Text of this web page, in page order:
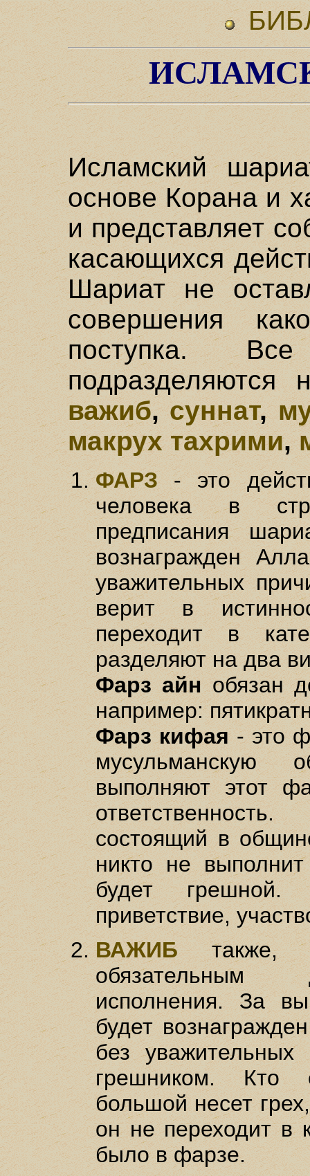
Исламский
основе Корана и
и представляет
касающихся
Шариат не
совершения
поступка.
важиб,суннат,
макрух тахрими,
ФАРЗ- это
человека в
предписания
вознагражден
уважительных
верит в
переходит в
разделяют на два
Фарз айнобязан
например:
Фарз кифая- это
мусульманскую
выполняют этот
состоящий в
никто не
будет грешной.
приветствие,
ВАЖИБтакже,
обязательным
исполнения. За
будет
без уважительных
грешником. Кто
большой несет
он не переходит в
было в фарзе.